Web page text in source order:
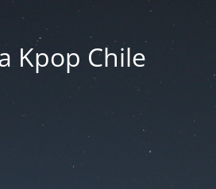
Kpop Chile